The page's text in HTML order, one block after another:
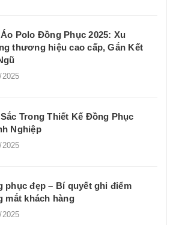
Polo Đồng Phục 2025: Xu
thương hiệu cao cấp, Gắn Kết
Trong Thiết Kế Đồng Phục
Nghiệp
2025
phục đẹp – Bí quyết ghi điểm
mắt khách hàng
2025